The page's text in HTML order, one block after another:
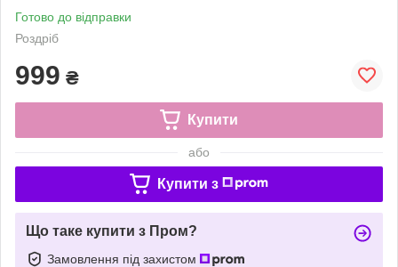
Готово до відправки
Роздріб
999 ₴
Купити
або
Купити з
Що таке купити з Пром?
Замовлення під захистом